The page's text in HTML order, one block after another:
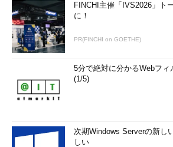
FINCHI主催「IVS2026」ト
に！
PR(FINCHI on GOETHE)
5分で絶対に分かるWebフィ
(1/5)
次期Windows Serverの新し
しい